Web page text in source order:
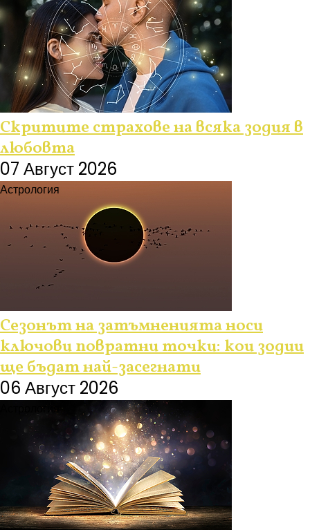
Скритите страхове на всяка зодия в
любовта
07 Август 2026
Астрология
Сезонът на затъмненията носи
ключови повратни точки: кои зодии
ще бъдат най-засегнати
06 Август 2026
Астрология